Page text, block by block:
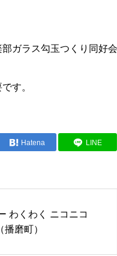
ガラス勾玉つくり同好会
す。
Hatena LINE
わくわく ニコニコ
磨町）